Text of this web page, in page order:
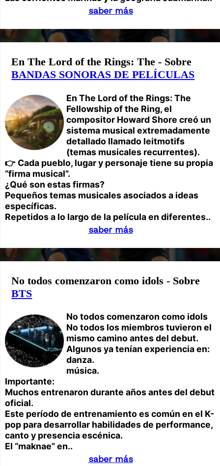
saber más
En The Lord of the Rings: The - Sobre
BANDAS SONORAS DE PELÍCULAS
En The Lord of the Rings: The
Fellowship of the Ring, el
compositor Howard Shore creó un
sistema musical extremadamente
detallado llamado leitmotifs
(temas musicales recurrentes).
👉 Cada pueblo, lugar y personaje tiene su propia
“firma musical”.
¿Qué son estas firmas?
Pequeños temas musicales asociados a ideas
específicas.
Repetidos a lo largo de la película en diferentes..
saber más
No todos comenzaron como idols - Sobre
BTS
No todos comenzaron como idols
No todos los miembros tuvieron el
mismo camino antes del debut.
Algunos ya tenían experiencia en:
danza.
música.
Importante:
Muchos entrenaron durante años antes del debut
oficial.
Este período de entrenamiento es común en el K-
pop para desarrollar habilidades de performance,
canto y presencia escénica.
El “maknae” en..
saber más